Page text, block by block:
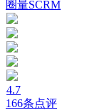
圈量SCRM
4.7
166条点评